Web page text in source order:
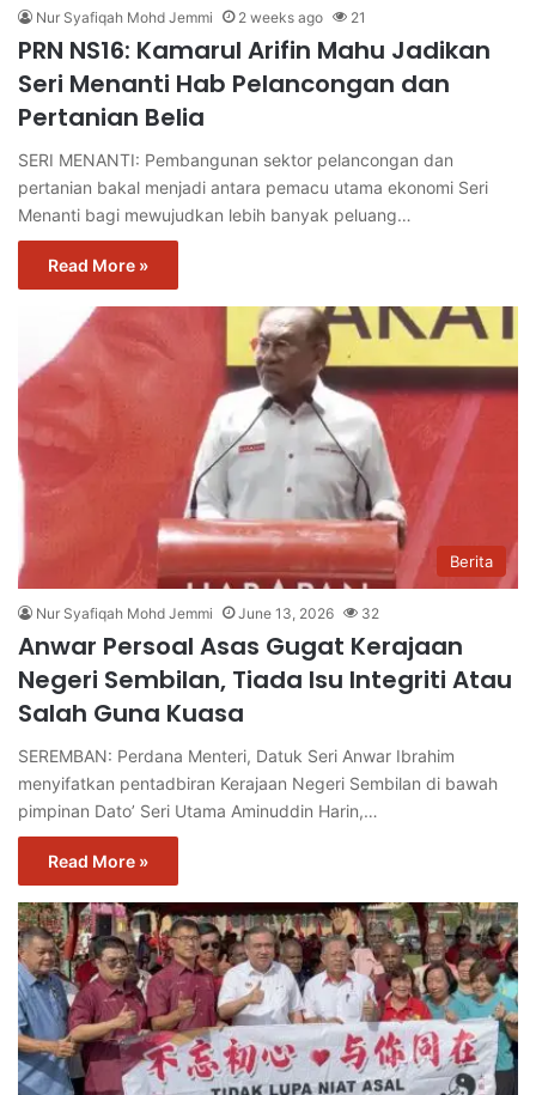
Nur Syafiqah Mohd Jemmi 2 weeks ago 21
PRN NS16: Kamarul Arifin Mahu Jadikan
Seri Menanti Hab Pelancongan dan
Pertanian Belia
SERI MENANTI: Pembangunan sektor pelancongan dan
pertanian bakal menjadi antara pemacu utama ekonomi Seri
Menanti bagi mewujudkan lebih banyak peluang…
Read More »
Berita
Nur Syafiqah Mohd Jemmi June 13, 2026 32
Anwar Persoal Asas Gugat Kerajaan
Negeri Sembilan, Tiada Isu Integriti Atau
Salah Guna Kuasa
SEREMBAN: Perdana Menteri, Datuk Seri Anwar Ibrahim
menyifatkan pentadbiran Kerajaan Negeri Sembilan di bawah
pimpinan Dato’ Seri Utama Aminuddin Harin,…
Read More »